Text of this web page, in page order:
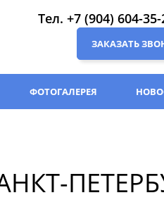
Тел. +7 (904) 604-
ЗАКАЗАТЬ
ФОТОГАЛЕРЕЯ